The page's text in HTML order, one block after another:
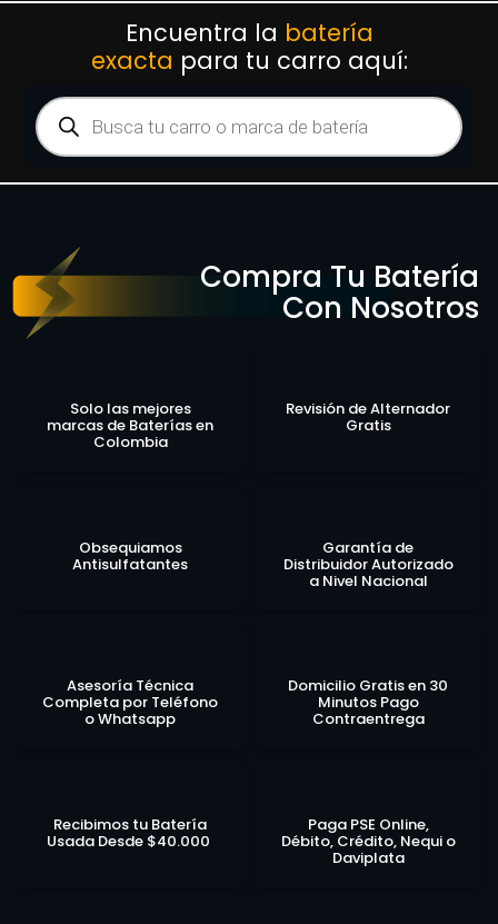
Encuentra la batería
exacta para tu carro aquí:
Compra Tu Batería
Con Nosotros
Solo las mejores
marcas de Baterías en
Colombia
Revisión de Alternador
Gratis
Obsequiamos
Antisulfatantes
Garantía de
Distribuidor Autorizado
a Nivel Nacional
Asesoría Técnica
Completa por Teléfono
o Whatsapp
Domicilio Gratis en 30
Minutos Pago
Contraentrega
Recibimos tu Batería
Usada Desde $40.000
Paga PSE Online,
Débito, Crédito, Nequi o
Daviplata